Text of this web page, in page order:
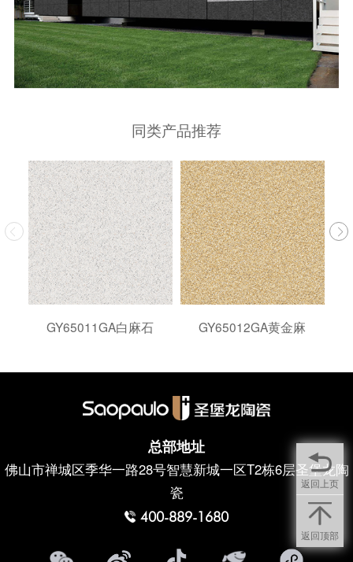
同类产品推荐
GY65011GA白麻石 GY65012GA黄金麻
总部地址
佛山市禅城区季华一路28号智慧新城一区T2栋6层圣堡龙陶
瓷
400-889-1680
返回上页
返回顶部